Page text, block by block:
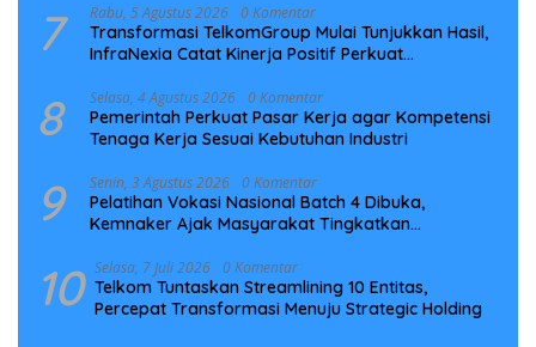
7 Rabu, 5 Agustus 2026 0 Komentar
Transformasi TelkomGroup Mulai Tunjukkan Hasil,
InfraNexia Catat Kinerja Positif Perkuat
8 Selasa, 4 Agustus 2026 0 Komentar
Pemerintah Perkuat Pasar Kerja agar Kompetensi
Tenaga Kerja Sesuai Kebutuhan Industri
9 Senin, 3 Agustus 2026 0 Komentar
Pelatihan Vokasi Nasional Batch 4 Dibuka,
Kemnaker Ajak Masyarakat Tingkatkan
10 Selasa, 7 Juli 2026 0 Komentar
Telkom Tuntaskan Streamlining 10 Entitas,
Percepat Transformasi Menuju Strategic Holding